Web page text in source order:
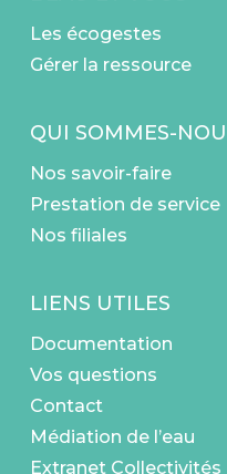
Les écogestes
Gérer la ressource
QUI SOMMES-
Nos savoir-faire
Prestation de service
Nos filiales
LIENS UTILES
Documentation
Vos questions
Contact
Médiation de l’eau
Extranet Collectivités